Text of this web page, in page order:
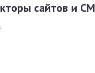
сайтов и